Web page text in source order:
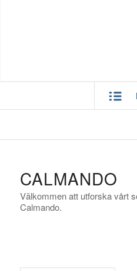
CALMANDO
Välkommen att utforska vårt
Calmando.